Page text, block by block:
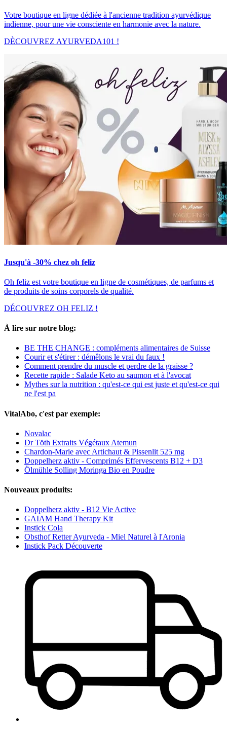
Votre boutique en ligne dédiée à l'ancienne tradition ayurvédique
indienne, pour une vie consciente en harmonie avec la nature.
DÈCOUVREZ AYURVEDA101 !
Jusqu'à -30% chez oh feliz
Oh feliz est votre boutique en ligne de cosmétiques, de parfums et
de produits de soins corporels de qualité.
DÉCOUVREZ OH FELIZ !
À lire sur notre blog:
BE THE CHANGE : compléments alimentaires de Suisse
Courir et s'étirer : démêlons le vrai du faux !
Comment prendre du muscle et perdre de la graisse ?
Recette rapide : Salade Keto au saumon et à l'avocat
Mythes sur la nutrition : qu'est-ce qui est juste et qu'est-ce qui
ne l'est pa
VitalAbo, c'est par exemple:
Novalac
Dr Töth Extraits Végétaux Atemun
Chardon-Marie avec Artichaut & Pissenlit 525 mg
Doppelherz aktiv - Comprimés Effervescents B12 + D3
Ölmühle Solling Moringa Bio en Poudre
Nouveaux produits:
Doppelherz aktiv - B12 Vie Active
GAIAM Hand Therapy Kit
Instick Cola
Obsthof Retter Ayurveda - Miel Naturel à l'Aronia
Instick Pack Découverte